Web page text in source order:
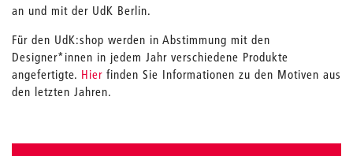
an und mit der UdK Berlin.
Für den UdK:shop werden in Abstimmung mit den
Designer*innen in jedem Jahr verschiedene Produkte
angefertigte. Hier finden Sie Informationen zu den Motiven aus
den letzten Jahren.